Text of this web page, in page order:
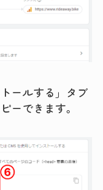
ールする」タブ
ーできます。